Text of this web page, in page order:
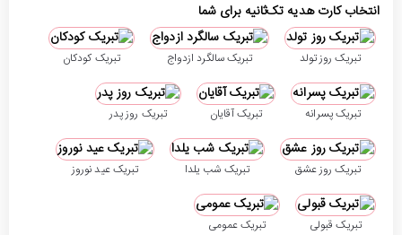
انتخاب کارت هدیه تک‌ثانیه برای شما
تبریک روز تولد تبریک سالگرد ازدواج تبریک کودکان
تبریک پسرانه تبریک آقایان تبریک روز پدر
تبریک روز عشق تبریک شب یلدا تبریک عید نوروز
تبریک قبولی تبریک عمومی